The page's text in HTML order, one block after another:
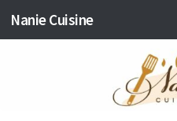
Skip to content
Nanie Cuisine